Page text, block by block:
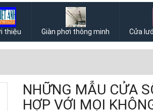
thiệu Giàn phơi thông minh Cửa
NHỮNG MẪU CỬA
HỢP VỚI MỌI